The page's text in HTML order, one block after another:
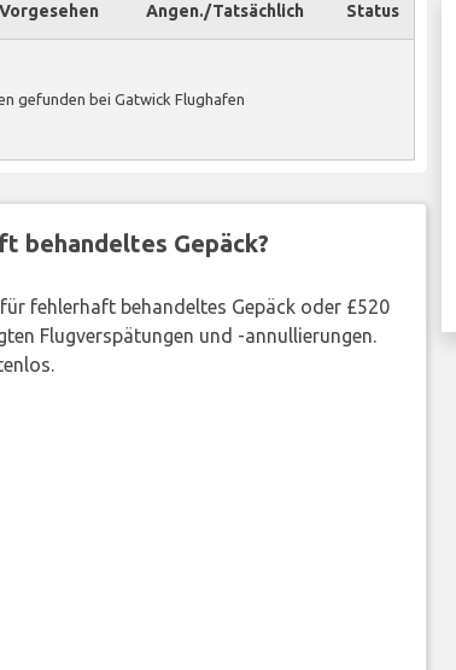
Vorgesehen Angen./Tatsächlich Status
gefunden bei Gatwick Flughafen
behandeltes Gepäck?
fehlerhaft behandeltes Gepäck oder £520
Flugverspätungen und -annullierungen.